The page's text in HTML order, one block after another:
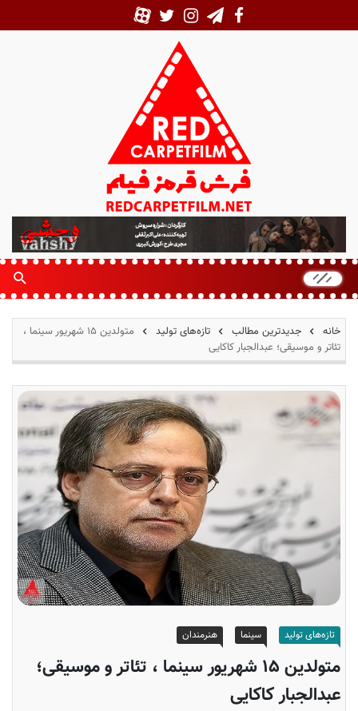
ر
ش
ر
م
ز
خانه جدیدترین مطالب تازه‌های تولید
متولدین ۱۵ شهریور سینما ،
تئاتر و موسیقی؛ عبدالجبار کاکایی
تازه‌های تولید سینما هنرمندان
متولدین ۱۵ شهریور سینما ، تئاتر و موسیقی؛
عبدالجبار کاکایی